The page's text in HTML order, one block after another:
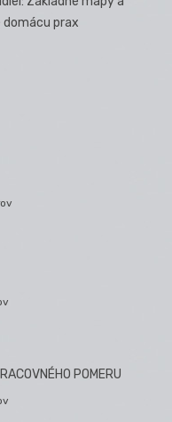
prax
POMERU